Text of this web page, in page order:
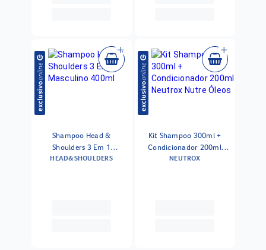
Shampoo Head &
Shoulders 3 Em 1
Masculino 400ml
HEAD&SHOULDERS
Kit Shampoo 300ml +
Condicionador 200ml
Neutrox Nutre Óleos
NEUTROX